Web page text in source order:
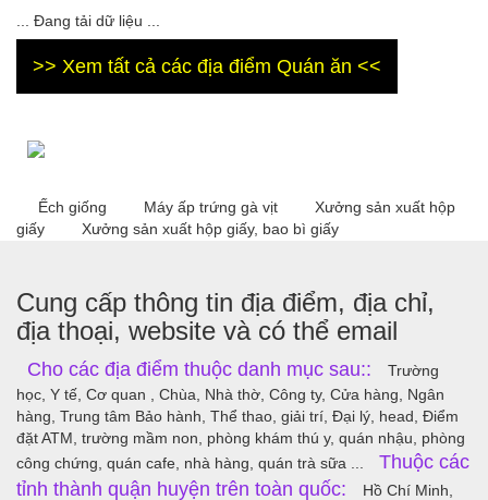
... Đang tải dữ liệu ...
>> Xem tất cả các địa điểm Quán ăn <<
Ếch giống Máy ấp trứng gà vịt
Xưởng sản xuất hộp
giấy
Xưởng sản xuất hộp giấy, bao bì giấy
Cung cấp thông tin địa điểm, địa chỉ,
địa thoại, website và có thể email
Cho các địa điểm thuộc danh mục sau::
Trường
học, Y tế, Cơ quan , Chùa, Nhà thờ, Công ty, Cửa hàng, Ngân
hàng, Trung tâm Bảo hành, Thể thao, giải trí, Đại lý, head, Điểm
đặt ATM, trường mầm non, phòng khám thú y, quán nhậu, phòng
công chứng, quán cafe, nhà hàng, quán trà sữa ...
Thuộc các
tỉnh thành quận huyện trên toàn quốc:
Hồ Chí Minh,